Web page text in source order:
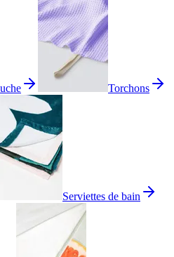
Torchons
Serviettes de bain